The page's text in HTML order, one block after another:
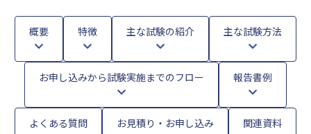
概要 特徴 主な試験の紹介 主な試験方法
お申し込みから試験実施までのフロー 報告書例
よくある質問 お見積り・お申し込み 関連資料